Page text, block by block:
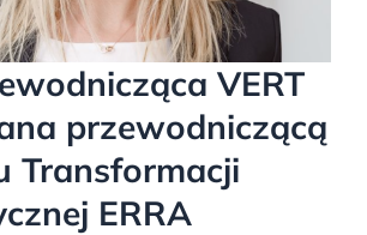
VERT
przewodniczącą
Transformacji
ERRA